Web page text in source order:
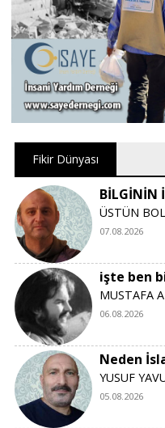
Fikir Dünyası
BİLGİNİN
ÜSTÜN BOL
07.08.2026
işte ben
MUSTAFA
06.08.2026
Neden
YUSUF
05.08.2026